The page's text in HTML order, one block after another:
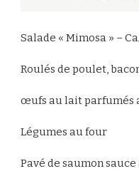
Salade « Mimosa » –
Roulés de poulet,
œufs au lait parfumés
Légumes au four
Pavé de saumon